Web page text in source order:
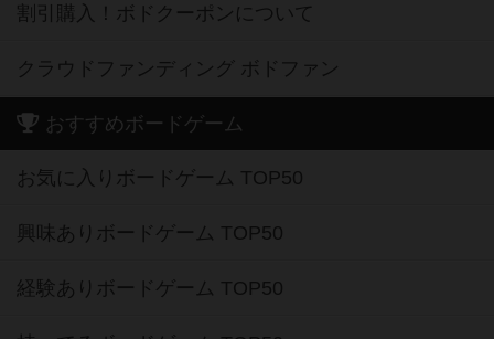
割引購入！ボドクーポンについて
クラウドファンディング ボドファン
おすすめボードゲーム
お気に入りボードゲーム TOP50
興味ありボードゲーム TOP50
経験ありボードゲーム TOP50